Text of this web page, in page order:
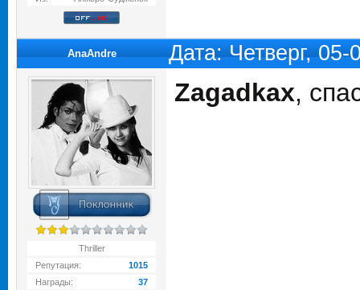
AnaAndre Дата: Четверг,
Thriller
Репутация:
1015
Награды:
37
Zagadkax,